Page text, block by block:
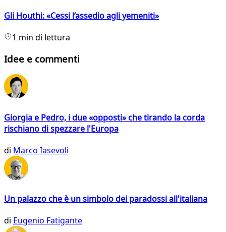
Gli Houthi: «Cessi l’assedio agli yemeniti»
1 min di lettura
Idee e commenti
Giorgia e Pedro, i due «opposti» che tirando la corda
rischiano di spezzare l'Europa
di Marco Iasevoli
Un palazzo che è un simbolo dei paradossi all'italiana
di Eugenio Fatigante